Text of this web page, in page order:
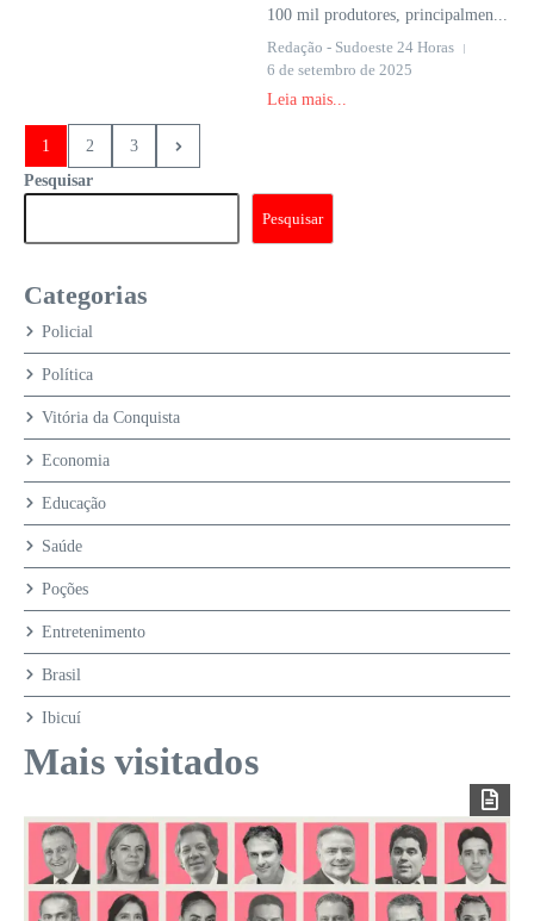
100 mil produtores, principalmen...
Redação - Sudoeste 24 Horas
6 de setembro de 2025
Leia mais...
1 2
3
Pesquisar
Pesquisar
Categorias
Policial
Política
Vitória da Conquista
Economia
Educação
Saúde
Poções
Entretenimento
Brasil
Ibicuí
Mais visitados